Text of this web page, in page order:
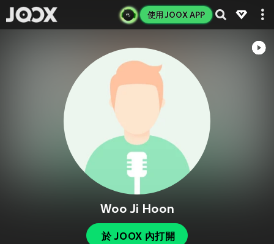
使用 JOOX APP
Woo Ji Hoon
於 JOOX 內打開